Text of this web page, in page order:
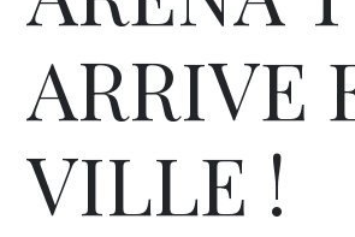
ARRIVE
VILLE !